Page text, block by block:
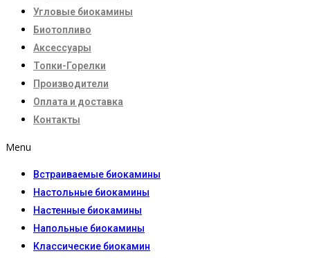
Угловые биокамины
Биотопливо
Аксессуары
Топки-Горелки
Производители
Оплата и доставка
Контакты
Menu
Встраиваемые биокамины
Настoльные биокамины
Настенные биокамины
Напольные биокамины
Классические биокамин